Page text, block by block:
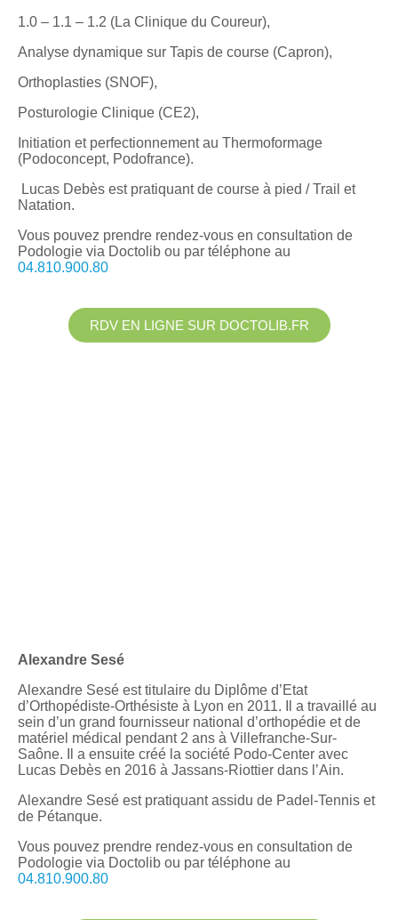
1.0 – 1.1 – 1.2 (La Clinique du Coureur),
Analyse dynamique sur Tapis de course (Capron),
Orthoplasties (SNOF),
Posturologie Clinique (CE2),
Initiation et perfectionnement au Thermoformage
(Podoconcept, Podofrance).
Lucas Debès est pratiquant de course à pied / Trail et
Natation.
Vous pouvez prendre rendez-vous en consultation de
Podologie via Doctolib ou par téléphone au
04.810.900.80
RDV EN LIGNE SUR DOCTOLIB.FR
Alexandre Sesé
Alexandre Sesé est titulaire du Diplôme d’Etat
d’Orthopédiste-Orthésiste à Lyon en 2011. Il a travaillé au
sein d’un grand fournisseur national d’orthopédie et de
matériel médical pendant 2 ans à Villefranche-Sur-
Saône. Il a ensuite créé la société Podo-Center avec
Lucas Debès en 2016 à Jassans-Riottier dans l’Ain.
Alexandre Sesé est pratiquant assidu de Padel-Tennis et
de Pétanque.
Vous pouvez prendre rendez-vous en consultation de
Podologie via Doctolib ou par téléphone au
04.810.900.80